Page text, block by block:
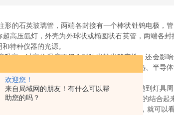
欢迎您！
来自局域网的朋友！有什么可以帮
助您的吗？
石英玻璃管，两端各封接有一个棒状钍钨电极，
高压氙灯，外壳为外球状或椭圆状石英管，两端各
特种仪器的光源。
高。过高的温度不但会影响光输出稳定性，还会影
式主要包括自然散热、风冷散热、水冷散热、半导
热量传递到灯泡表面，再经过热传导传递到灯具
气带走。把自然散热与风冷散热方式有效的结合起
的两个螺丝逆时针转900松开，取下侧盖板，就可以